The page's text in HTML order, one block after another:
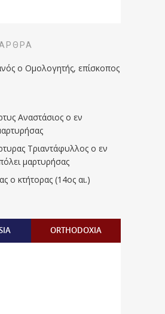
ο Ομολογητής, επίσκοπος
Αναστάσιος ο εν
Τριαντάφυλλος ο εν
μαρτυρήσας
ο κτήτορας (14ος αι.)
ORTHODOXIA